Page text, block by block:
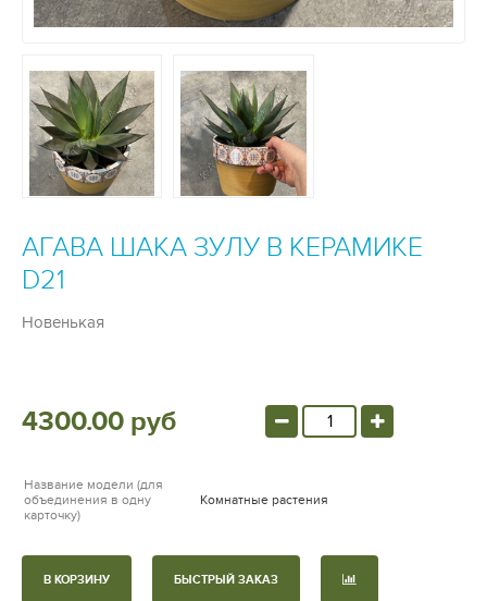
АГАВА ШАКА ЗУЛУ В КЕРАМИКЕ
D21
Новенькая
4300.00 руб
Название модели (для
объединения в одну
карточку)
Комнатные растения
В КОРЗИНУ БЫСТРЫЙ ЗАКАЗ